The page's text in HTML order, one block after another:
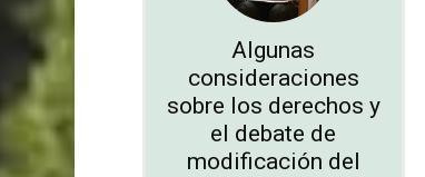
Algunas
consideraciones
sobre los derechos y
el debate de
modificación del